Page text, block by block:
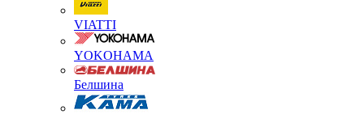
VIATTI
YOKOHAMA
Белшина